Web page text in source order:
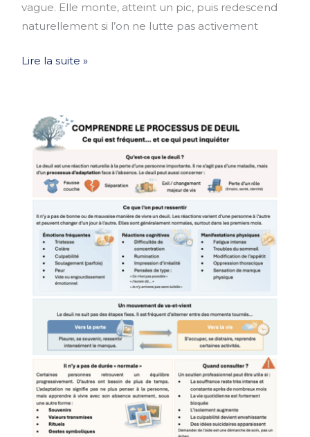
vague. Elle monte, atteint un pic, puis redescend
naturellement si l’on ne lutte pas activement
de
réponse
Lire la suite »